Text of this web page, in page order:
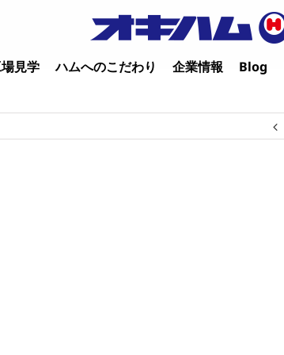
見学 ハムへのこだわり 企業情報 Blog